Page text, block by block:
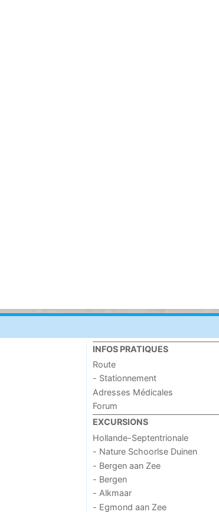
INFOS PRATIQUES
Route
- Stationnement
Adresses Médicales
Forum
EXCURSIONS
Hollande-Septentrionale
- Nature Schoorlse Duinen
- Bergen aan Zee
- Bergen
- Alkmaar
- Egmond aan Zee